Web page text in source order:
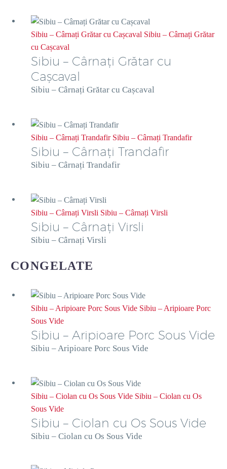
Sibiu – Cârnați Grătar cu Cașcaval Sibiu – Cârnați Grătar
cu Cașcaval
Sibiu – Cârnați Grătar cu
Cașcaval
Sibiu – Cârnați Grătar cu Cașcaval
Sibiu – Cârnați Trandafir Sibiu – Cârnați Trandafir
Sibiu – Cârnați Trandafir
Sibiu – Cârnați Trandafir
Sibiu – Cârnați Virsli Sibiu – Cârnați Virsli
Sibiu – Cârnați Virsli
Sibiu – Cârnați Virsli
CONGELATE
Sibiu – Aripioare Porc Sous Vide Sibiu – Aripioare Porc
Sous Vide
Sibiu – Aripioare Porc Sous Vide
Sibiu – Aripioare Porc Sous Vide
Sibiu – Ciolan cu Os Sous Vide Sibiu – Ciolan cu Os
Sous Vide
Sibiu – Ciolan cu Os Sous Vide
Sibiu – Ciolan cu Os Sous Vide